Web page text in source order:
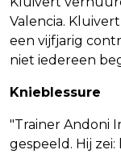
Valencia.
een vijfjarig
niet iedereen
Knieblessure
"Trainer Andoni
gespeeld. Hij